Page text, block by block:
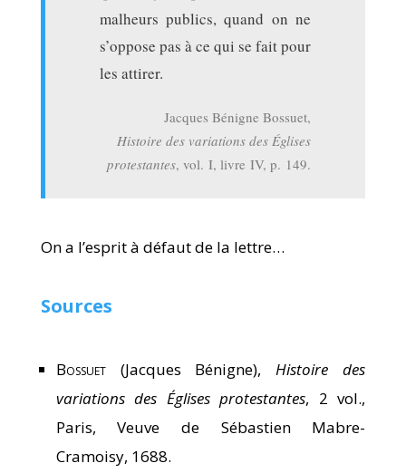
malheurs publics, quand on ne
s’oppose pas à ce qui se fait pour
les attirer.
Jacques Bénigne Bossuet,
Histoire des variations des Églises
protestantes, vol. I, livre IV, p. 149.
On a l’esprit à défaut de la lettre…
Sources
Bossuet(Jacques Bénigne),Histoire des
variations des Églises protestantes, 2 vol.,
Paris, Veuve de Sébastien Mabre-
Cramoisy, 1688.